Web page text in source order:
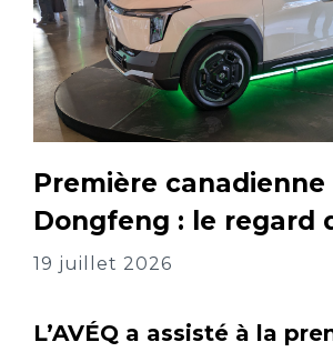
Première canadienne
Dongfeng : le regard
19 juillet 2026
L’AVÉQ a assisté à la